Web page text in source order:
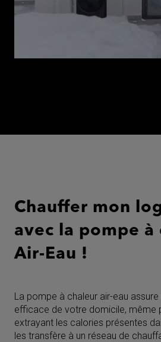
Chauffer mon
avec la pompe à
Air-Eau !
La pompe à chaleur air-eau
efficace de votre domicile, même
extrayant les calories présentes
les transfère à un réseau de